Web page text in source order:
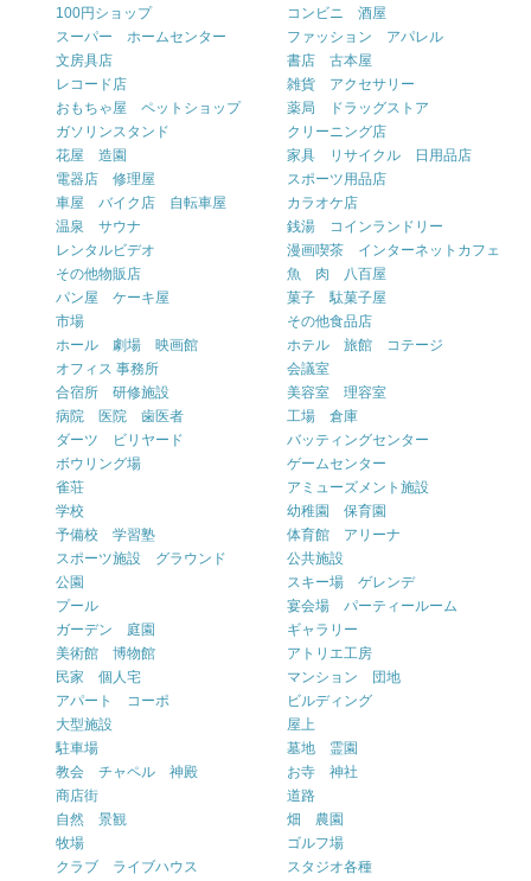
100円ショップ
コンビニ 酒屋
スーパー ホームセンター
ファッション アパレル
文房具店
書店 古本屋
レコード店
雑貨 アクセサリー
おもちゃ屋 ペットショップ
薬局 ドラッグストア
ガソリンスタンド
クリーニング店
花屋 造園
家具 リサイクル 日用品店
電器店 修理屋
スポーツ用品店
車屋 バイク店 自転車屋
カラオケ店
温泉 サウナ
銭湯 コインランドリー
レンタルビデオ
漫画喫茶 インターネットカフェ
その他物販店
魚 肉 八百屋
パン屋 ケーキ屋
菓子 駄菓子屋
市場
その他食品店
ホール 劇場 映画館
ホテル 旅館 コテージ
オフィス 事務所
会議室
合宿所 研修施設
美容室 理容室
病院 医院 歯医者
工場 倉庫
ダーツ ビリヤード
バッティングセンター
ボウリング場
ゲームセンター
雀荘
アミューズメント施設
学校
幼稚園 保育園
予備校 学習塾
体育館 アリーナ
スポーツ施設 グラウンド
公共施設
公園
スキー場 ゲレンデ
プール
宴会場 パーティールーム
ガーデン 庭園
ギャラリー
美術館 博物館
アトリエ工房
民家 個人宅
マンション 団地
アパート コーポ
ビルディング
大型施設
屋上
駐車場
墓地 霊園
教会 チャペル 神殿
お寺 神社
商店街
道路
自然 景観
畑 農園
牧場
ゴルフ場
クラブ ライブハウス
スタジオ各種